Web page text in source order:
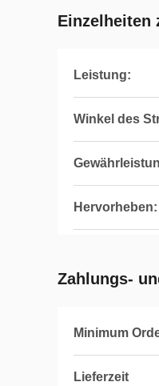
Einzelheiten
Leistung:
Winkel des
Hervorheben:
Zahlungs-
Minimum
Lieferzeit